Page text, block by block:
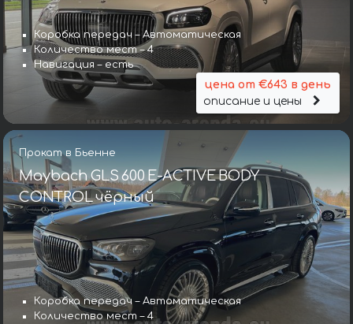
Коробка передач – Автоматическая
Количество мест – 4
Навигация – есть
цена от €643 в день
описание и цены
Прокат в Бьенне
Maybach GLS 600 E-ACTIVE BODY
CONTROL чёрный
Коробка передач – Автоматическая
Количество мест – 4